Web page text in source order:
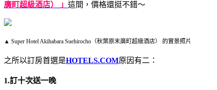
廣町超級酒店） 」 這間，價格還挺不錯～
▲ Super Hotel Akihabara Suehirocho（秋葉原末廣町超級酒店） 的實景照片
之所以訂房首選是HOTELS.COM原因有二：
1.訂十次送一晚